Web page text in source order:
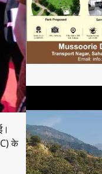
के